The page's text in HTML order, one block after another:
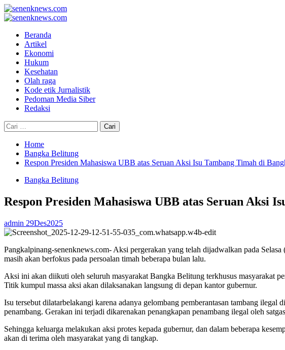
Skip
to
Primary
Beranda
Artikel
Ekonomi
Hukum
Kesehatan
Olah raga
Kode etik Jurnalistik
Pedoman Media Siber
Redaksi
Cari
untuk:
Home
Bangka Belitung
Respon Presiden Mahasiswa UBB atas Seruan Aksi Isu Tambang Timah di
Bangka Belitung
Respon Presiden Mahasiswa UBB atas Seruan Aksi
admin 29Des2025
Pangkalpinang-senenknews.com- Aksi pergerakan yang telah dijadwalkan pada
masih akan berfokus pada persoalan timah beberapa bulan lalu.
Aksi ini akan diikuti oleh seluruh masyarakat Bangka Belitung terkhusus masyarakat
Titik kumpul massa aksi akan dilaksanakan langsung di depan kantor gubernur.
Isu tersebut dilatarbelakangi karena adanya gelombang pemberantasan tambang
penambang. Gerakan ini terjadi dikarenakan penangkapan penambang ilegal oleh
Sehingga keluarga melakukan aksi protes kepada gubernur, dan dalam beberapa
akan di terima oleh masyarakat yang di tangkap.